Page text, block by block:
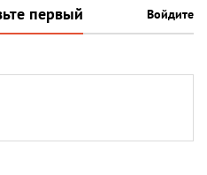
первый Войдите